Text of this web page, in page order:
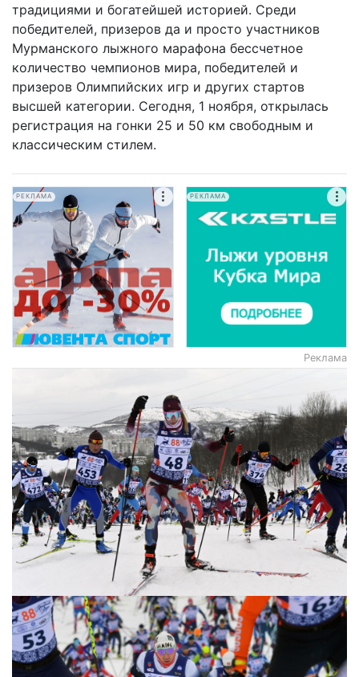
традициями и богатейшей историей. Среди
победителей, призеров да и просто участников
Мурманского лыжного марафона бессчетное
количество чемпионов мира, победителей и
призеров Олимпийских игр и других стартов
высшей категории. Сегодня, 1 ноября, открылась
регистрация на гонки 25 и 50 км свободным и
классическим стилем.
РЕКЛАМА РЕКЛАМА
Реклама